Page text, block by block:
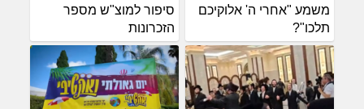
סיפור למוצ"ש מספר
הזכרונות
משמע "אחרי ה' אלוקיכם
תלכו"?